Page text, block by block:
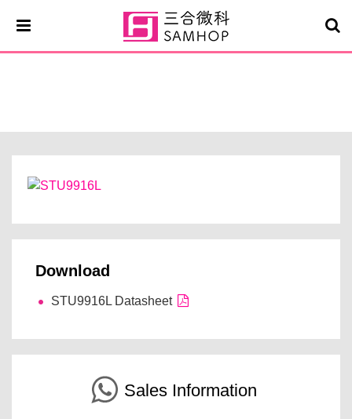
Download
STU9916L Datasheet
Sales Information